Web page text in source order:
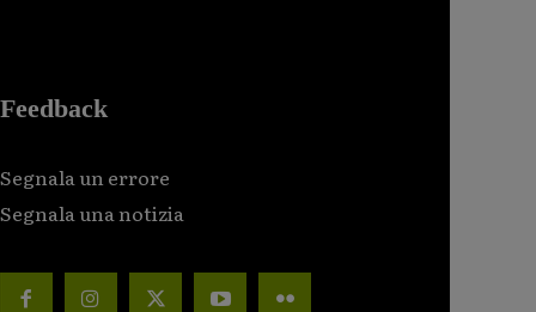
Feedback
Segnala un errore
Segnala una notizia